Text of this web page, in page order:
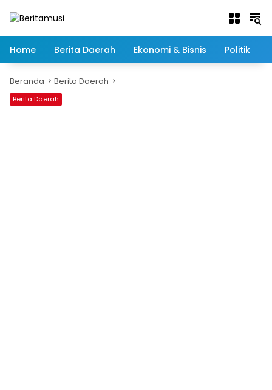
Home
Berita Daerah Ekonomi & Bisnis Politik
Beranda Berita Daerah
Berita Daerah